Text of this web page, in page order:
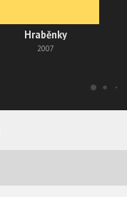
Hraběnky
2007